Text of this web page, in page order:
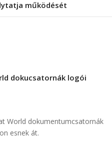
működését
dokucsatornák logói
World dokumentumcsatornák
esnek át.